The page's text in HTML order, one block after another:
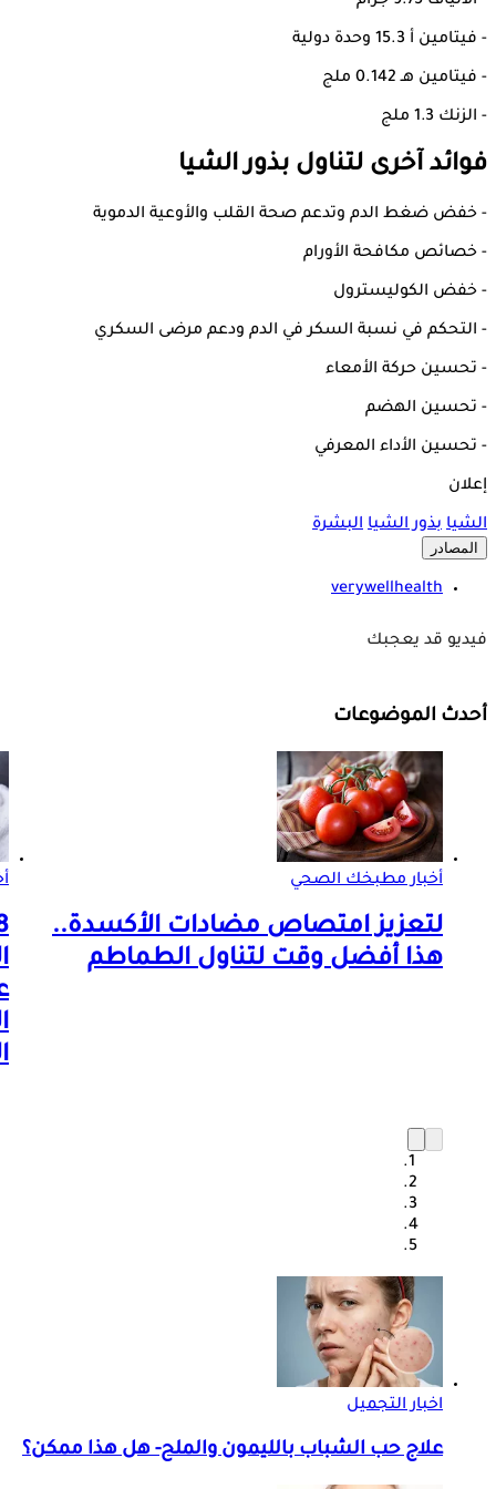
- فيتامين أ 15.3 وحدة دولية
- فيتامين هـ 0.142 ملج
- الزنك 1.3 ملج
فوائد آخرى لتناول بذور الشيا
- خفض ضغط الدم وتدعم صحة القلب والأوعية الدموية
- خصائص مكافحة الأورام
- خفض الكوليسترول
- التحكم في نسبة السكر في الدم ودعم مرضى السكري
- تحسين حركة الأمعاء
- تحسين الهضم
- تحسين الأداء المعرفي
إعلان
الشيا بذور الشيا البشرة
المصادر
verywellhealth
فيديو قد يعجبك
أحدث الموضوعات
أخبار مطبخك الصحي
لتعزيز امتصاص مضادات الأكسدة..
هذا أفضل وقت لتناول الطماطم
اخبار التجميل
علاج حب الشباب بالليمون والملح- هل هذا ممكن؟